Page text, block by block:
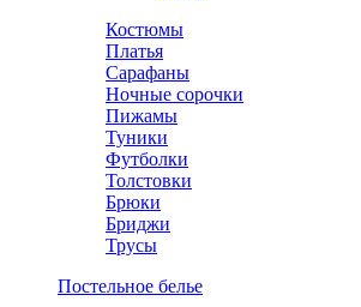
Костюмы
Платья
Сарафаны
Ночные сорочки
Пижамы
Туники
Футболки
Толстовки
Брюки
Бриджи
Трусы
Постельное белье